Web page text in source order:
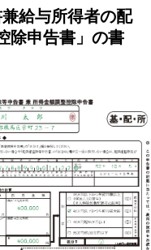
兼給与所得者の配
除申告書」の書